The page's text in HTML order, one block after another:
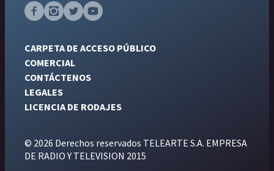
CARPETA DE ACCESO PÚBLICO
COMERCIAL
CONTÁCTENOS
LEGALES
LICENCIA DE RODAJES
© 2026 Derechos reservados TELEARTE S.A. EMPRESA
DE RADIO Y TELEVISION 2015